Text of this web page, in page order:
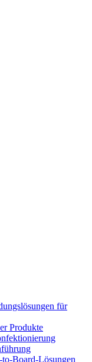
für
Produkte
Board-Lösungen